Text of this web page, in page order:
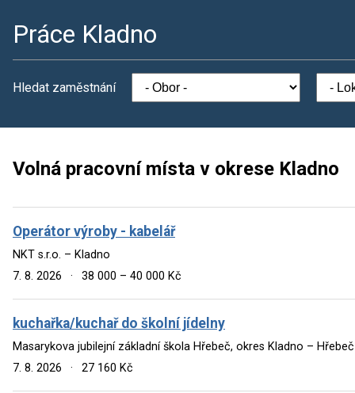
Práce Kladno
Hledat zaměstnání
Volná pracovní místa v okrese Kladno
Operátor výroby - kabelář
NKT s.r.o. – Kladno
7. 8. 2026
· 38 000 – 40 000 Kč
kuchařka/kuchař do školní jídelny
Masarykova jubilejní základní škola Hřebeč, okres Kladno – Hřebeč
7. 8. 2026
· 27 160 Kč